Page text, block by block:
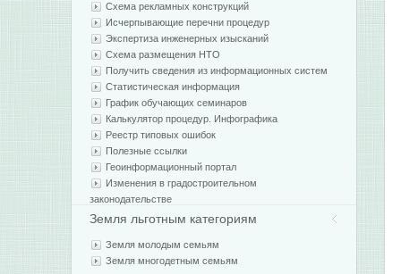
Схема рекламных конструкций
Исчерпывающие перечни процедур
Экспертиза инженерных изысканий
Схема размещения НТО
Получить сведения из информационных систем
Статистическая информация
График обучающих семинаров
Калькулятор процедур. Инфографика
Реестр типовых ошибок
Полезные ссылки
Геоинформационный портал
Изменения в градостроительном
законодательстве
Земля льготным категориям
Земля молодым семьям
Земля многодетным семьям